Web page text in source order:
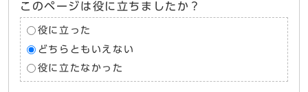
このページは役に立ちましたか？
役に立った
どちらともいえない
役に立たなかった